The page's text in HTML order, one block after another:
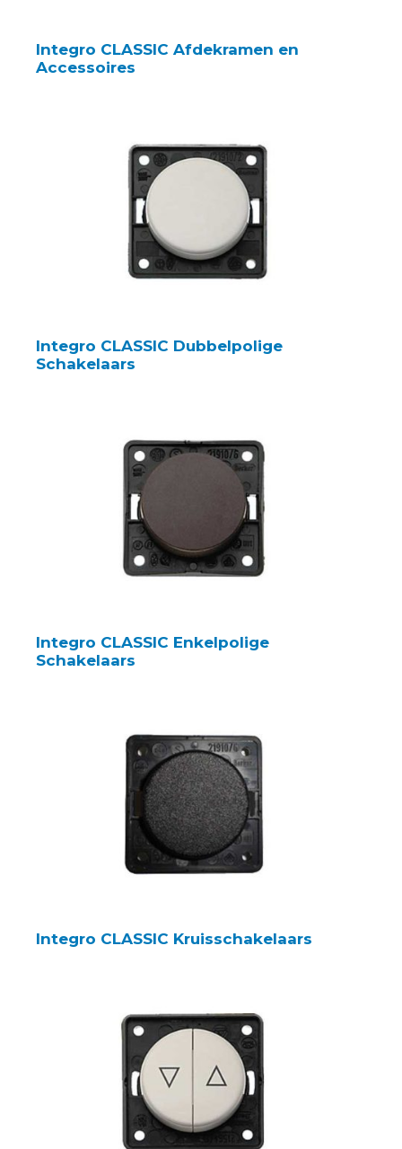
Integro CLASSIC Afdekramen en
Accessoires
Integro CLASSIC Dubbelpolige
Schakelaars
Integro CLASSIC Enkelpolige
Schakelaars
Integro CLASSIC Kruisschakelaars